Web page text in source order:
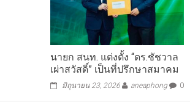
นายก สนท. แต่งตั้ง “ดร.ชัชวาล
เผ่าสวัสดิ์” เป็นที่ปรึกษาสมาคม
มิถุนายน 23, 2026 aneaphong 0